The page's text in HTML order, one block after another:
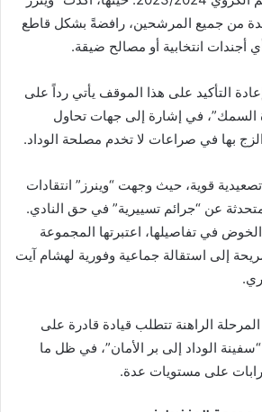
من جميع المرشحين، رافضةً بشكل قاطع
أجندات انتخابية أو مصالح ضيقة.
التأكيد على هذا الموقف يأتي رداً على
السمك”، في إشارة إلى جهات تحاول
بها في صراعات لا تخدم مصلحة الوداد.
قوية، حيث وجهت “وينرز” انتقادات
متحدثة عن “جرائم تسييرية” في حق النادي.
في تفاصيلها، اعتبرتها المجموعة
إلى استقالة جماعية وفورية لهشام آيت
الراهنة تتطلب قيادة قادرة على
“سفينة الوداد إلى بر الأمان”، في ظل ما
على مستويات عدة.